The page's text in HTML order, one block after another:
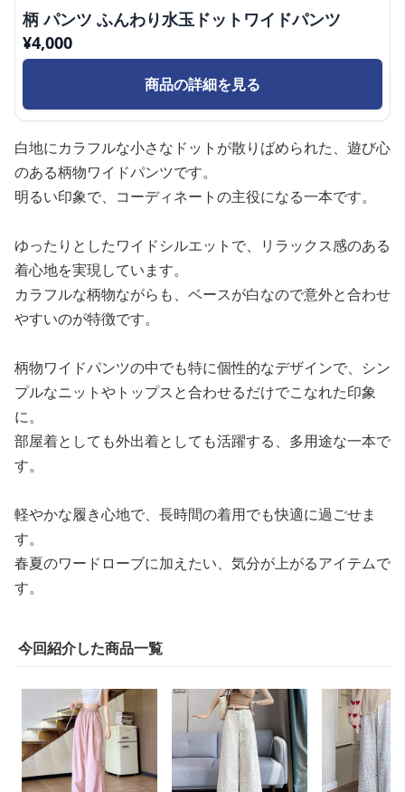
柄 パンツ ふんわり水玉ドットワイドパンツ
¥4,000
商品の詳細を見る
白地にカラフルな小さなドットが散りばめられた、遊び心
のある柄物ワイドパンツです。
明るい印象で、コーディネートの主役になる一本です。
ゆったりとしたワイドシルエットで、リラックス感のある
着心地を実現しています。
カラフルな柄物ながらも、ベースが白なので意外と合わせ
やすいのが特徴です。
柄物ワイドパンツの中でも特に個性的なデザインで、シン
プルなニットやトップスと合わせるだけでこなれた印象
に。
部屋着としても外出着としても活躍する、多用途な一本で
す。
軽やかな履き心地で、長時間の着用でも快適に過ごせま
す。
春夏のワードローブに加えたい、気分が上がるアイテムで
す。
今回紹介した商品一覧